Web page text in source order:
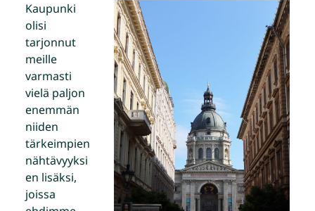
Kaupunki
olisi
tarjonnut
meille
varmasti
vielä paljon
enemmän
niiden
tärkeimpien
nähtävyyksi
en lisäksi,
joissa